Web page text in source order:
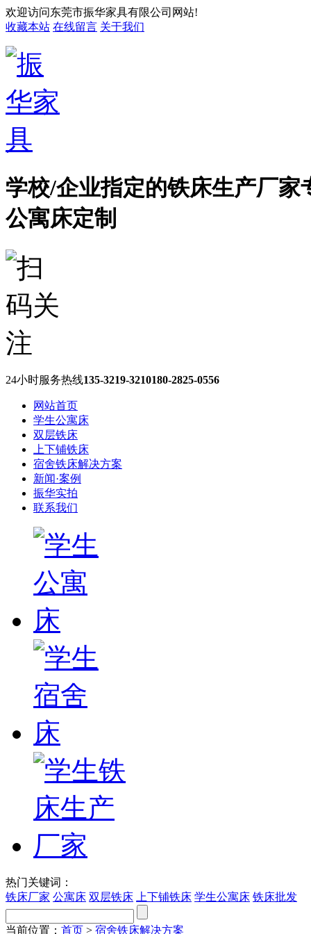
欢迎访问东莞市振华家具有限公司网站!
收藏本站 在线留言 关于我们
学校/企业指定的铁床生产厂家
公寓床定制
24小时服务热线135-3219-3210180-2825-0556
网站首页
学生公寓床
双层铁床
上下铺铁床
宿舍铁床解决方案
新闻·案例
振华实拍
联系我们
热门关键词：
铁床厂家 公寓床 双层铁床 上下铺铁床 学生公寓床 铁床批发
当前位置： 首页 > 宿舍铁床解决方案